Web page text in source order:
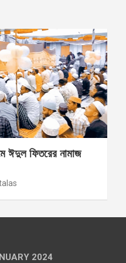
ঈদুল ফিতরের নামাজ
2024